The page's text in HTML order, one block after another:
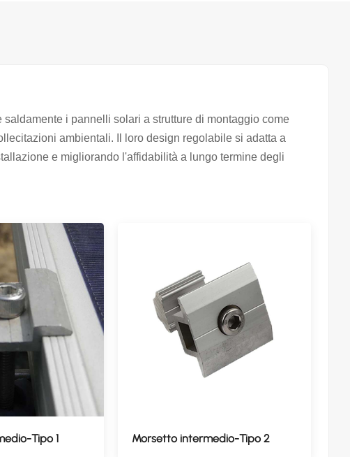
i pannelli solari a strutture di montaggio come
ambientali. Il loro design regolabile si adatta a
e migliorando l'affidabilità a lungo termine degli
Tipo 1 Morsetto intermedio-Tipo 2